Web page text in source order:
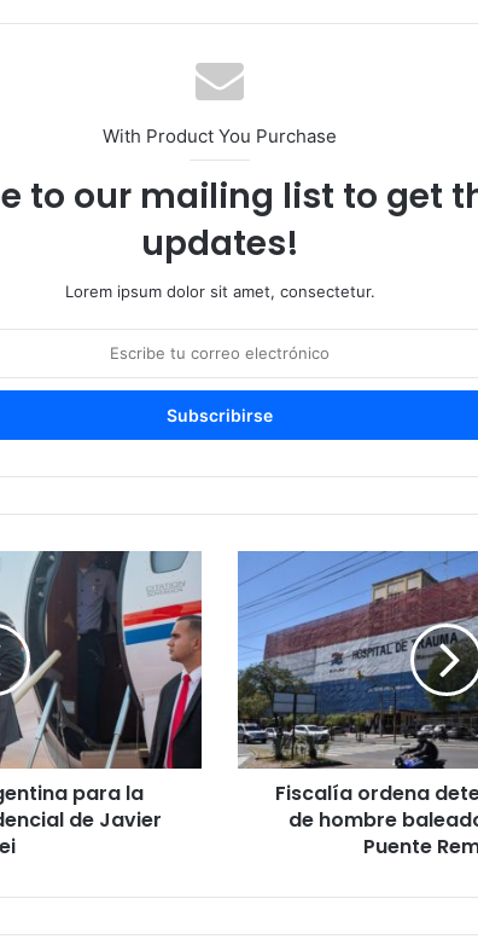
With Product You Purchase
to our mailing list to get
updates!
Lorem ipsum dolor sit amet, consectetur.
para la
de Javier
Fiscalía ordena
de hombre
Puente